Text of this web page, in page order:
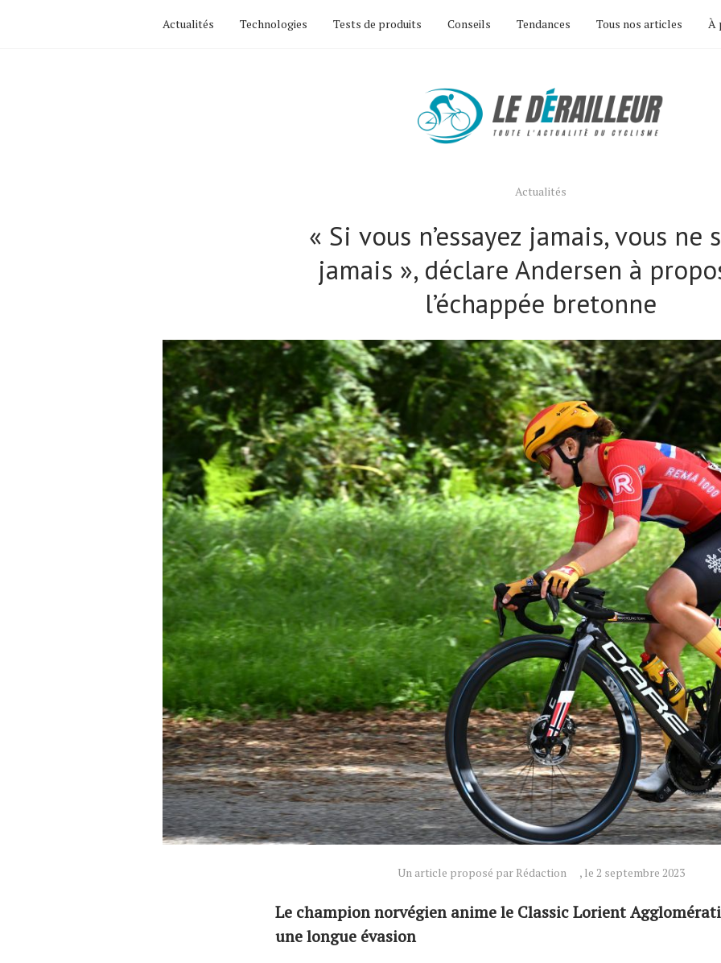
Actualités Technologies Tests de produits Conseils Tendances Tous nos articles À
Actualités
« Si vous n’essayez jamais, vous ne
jamais », déclare Andersen à
l’échappée bretonne
Un article proposé par Rédaction , le 2 septembre 2023
Le champion norvégien anime le Classic Lorient
une longue évasion